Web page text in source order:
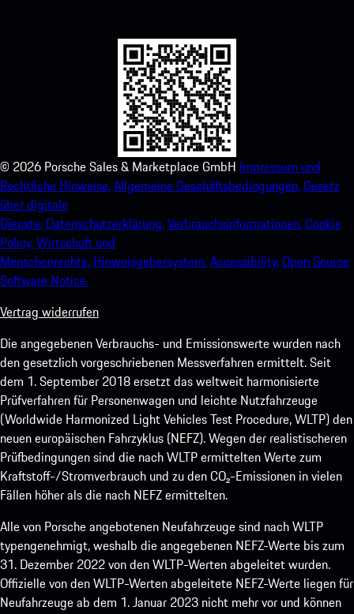
© 2026 Porsche Sales & Marketplace GmbH Impressum und
Rechtliche Hinweise.Allgemeine Geschäftsbedingungen.Gesetz
über digitale
Dienste. Datenschutzerklärung.Verbrauchsinformationen.Cookie
Policy.Wirtschaft und
Menschenrechte. Hinweisgebersystem.Accessibility.Open Source
Software Notice.
Vertrag widerrufen
Die angegebenen Verbrauchs- und Emissionswerte wurden nach
den gesetzlich vorgeschriebenen Messverfahren ermittelt. Seit
dem 1. September 2018 ersetzt das weltweit harmonisierte
Prüfverfahren für Personenwagen und leichte Nutzfahrzeuge
(Worldwide Harmonized Light Vehicles Test Procedure, WLTP) den
neuen europäischen Fahrzyklus (NEFZ). Wegen der realistischeren
Prüfbedingungen sind die nach WLTP ermittelten Werte zum
Kraftstoff-/Stromverbrauch und zu den CO₂-Emissionen in vielen
Fällen höher als die nach NEFZ ermittelten.
Alle von Porsche angebotenen Neufahrzeuge sind nach WLTP
typengenehmigt, weshalb die angegebenen NEFZ-Werte bis zum
31. Dezember 2022 von den WLTP-Werten abgeleitet wurden.
Offizielle von den WLTP-Werten abgeleitete NEFZ-Werte liegen für
Neufahrzeuge ab dem 1. Januar 2023 nicht mehr vor und können